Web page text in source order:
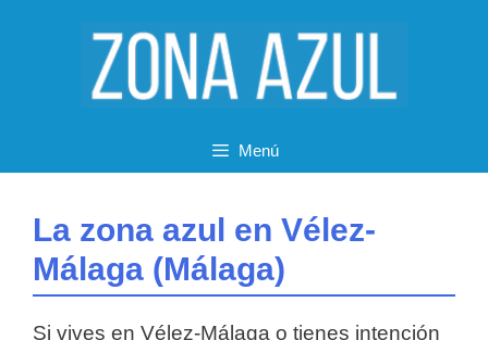
Menú
La zona azul en Vélez-
Málaga (Málaga)
Si vives en Vélez-Málaga o tienes intención